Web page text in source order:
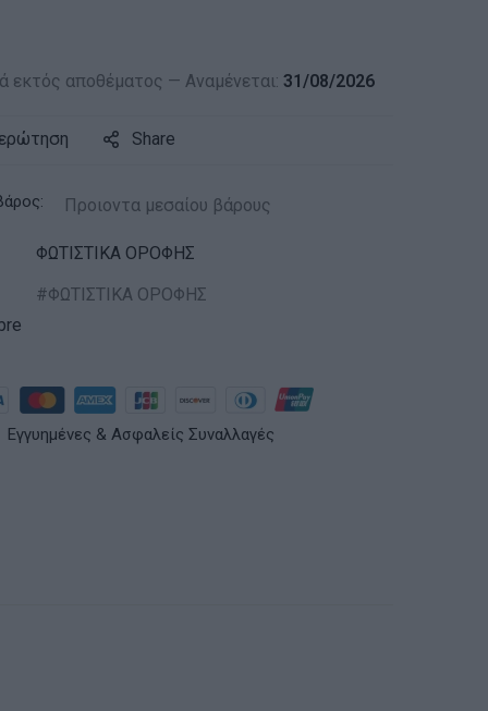
εκτός αποθέματος — Αναμένεται: 31/08/2026
Share
Προιοντα μεσαίου βάρους
ΦΩΤΙΣΤΙΚΑ ΟΡΟΦΗΣ
ΦΩΤΙΣΤΙΚΑ ΟΡΟΦΗΣ
Εγγυημένες & Ασφαλείς Συναλλαγές